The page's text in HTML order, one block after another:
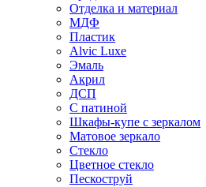
Отделка и материал
МДФ
Пластик
Alvic Luxe
Эмаль
Акрил
ДСП
С патиной
Шкафы-купе с зеркалом
Матовое зеркало
Стекло
Цветное стекло
Пескоструй